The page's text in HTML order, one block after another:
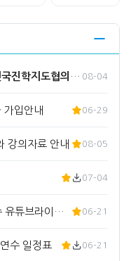
의회 수시바라기2… 08-04
가입안내 06-29
강의자료 안내 08-05
07-04
이브 주소입… 06-21
수 일정표 06-21